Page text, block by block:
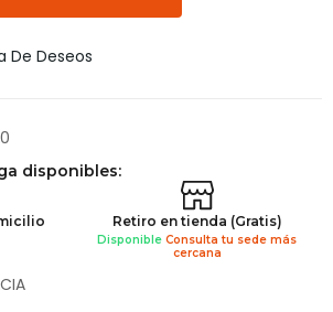
De Deseos
disponibles:
Retiro en tienda (Gratis)
DisponibleConsulta tu sede más
cercana